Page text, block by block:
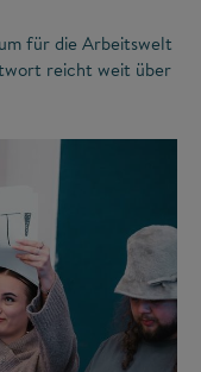
für die Arbeitswelt
reicht weit über